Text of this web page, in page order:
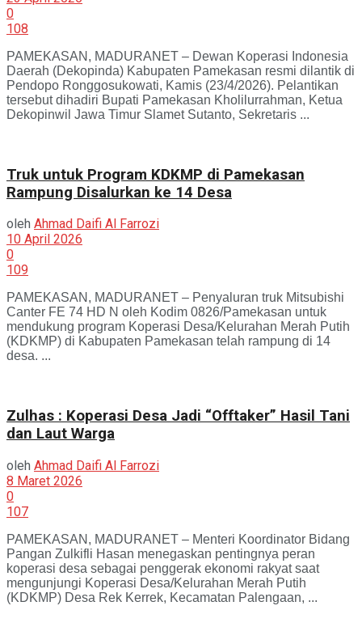
0
108
PAMEKASAN, MADURANET – Dewan Koperasi Indonesia
Daerah (Dekopinda) Kabupaten Pamekasan resmi dilantik di
Pendopo Ronggosukowati, Kamis (23/4/2026). Pelantikan
tersebut dihadiri Bupati Pamekasan Kholilurrahman, Ketua
Dekopinwil Jawa Timur Slamet Sutanto, Sekretaris ...
Truk untuk Program KDKMP di Pamekasan
Rampung Disalurkan ke 14 Desa
oleh Ahmad Daifi Al Farrozi
10 April 2026
0
109
PAMEKASAN, MADURANET – Penyaluran truk Mitsubishi
Canter FE 74 HD N oleh Kodim 0826/Pamekasan untuk
mendukung program Koperasi Desa/Kelurahan Merah Putih
(KDKMP) di Kabupaten Pamekasan telah rampung di 14
desa. ...
Zulhas : Koperasi Desa Jadi “Offtaker” Hasil Tani
dan Laut Warga
oleh Ahmad Daifi Al Farrozi
8 Maret 2026
0
107
PAMEKASAN, MADURANET – Menteri Koordinator Bidang
Pangan Zulkifli Hasan menegaskan pentingnya peran
koperasi desa sebagai penggerak ekonomi rakyat saat
mengunjungi Koperasi Desa/Kelurahan Merah Putih
(KDKMP) Desa Rek Kerrek, Kecamatan Palengaan, ...